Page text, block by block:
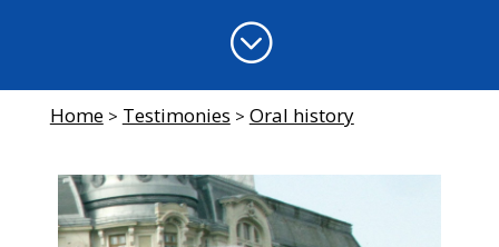
;
Home> Testimonies > Oral history